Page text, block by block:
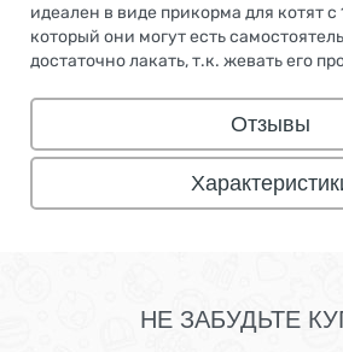
идеален в виде прикорма для котят с
который они могут есть
достаточно лакать, т.к. жевать его
Отзывы
НЕ ЗАБУДЬТЕ